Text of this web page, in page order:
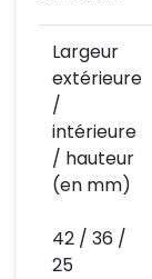
Largeur
extérieure
/
intérieure
/ hauteur
(en mm)
42 / 36 /
25